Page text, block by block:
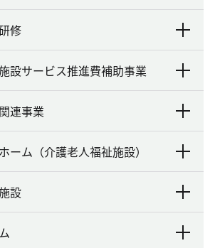
修
設サービス推進費補助事業
連事業
ーム（介護老人福祉施設）
設